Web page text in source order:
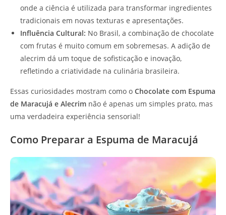
onde a ciência é utilizada para transformar ingredientes
tradicionais em novas texturas e apresentações.
Influência Cultural: No Brasil, a combinação de chocolate
com frutas é muito comum em sobremesas. A adição de
alecrim dá um toque de sofisticação e inovação,
refletindo a criatividade na culinária brasileira.
Essas curiosidades mostram como o Chocolate com Espuma
de Maracujá e Alecrim não é apenas um simples prato, mas
uma verdadeira experiência sensorial!
Como Preparar a Espuma de Maracujá